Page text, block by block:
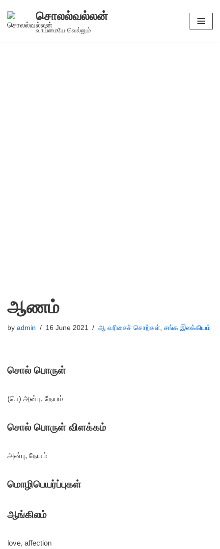
Skip
சொலல்வல்லன்
வாய்மையே வெல்லும்
ஆணம்
by admin 16 June 2021 ஆ வரிசைச் சொற்கள், சங்க இலக்கியம்
சொல் பொருள்
(பெ) அன்பு, நேயம்
சொல் பொருள் விளக்கம்
அன்பு, நேயம்
மொழிபெயர்ப்புகள்
ஆங்கிலம்
love, affection